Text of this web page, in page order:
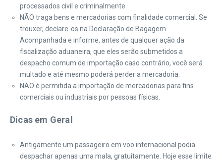
processados civil e criminalmente.
NÃO traga bens e mercadorias com finalidade comercial. Se
trouxer, declare-os na Declaração de Bagagem
Acompanhada e informe, antes de qualquer ação da
fiscalização aduaneira, que eles serão submetidos a
despacho comum de importação caso contrário, você será
multado e até mesmo poderá perder a mercadoria.
NÃO é permitida a importação de mercadorias para fins
comerciais ou industriais por pessoas físicas.
Dicas em Geral
Antigamente um passageiro em voo internacional podia
despachar apenas uma mala, gratuitamente. Hoje esse limite